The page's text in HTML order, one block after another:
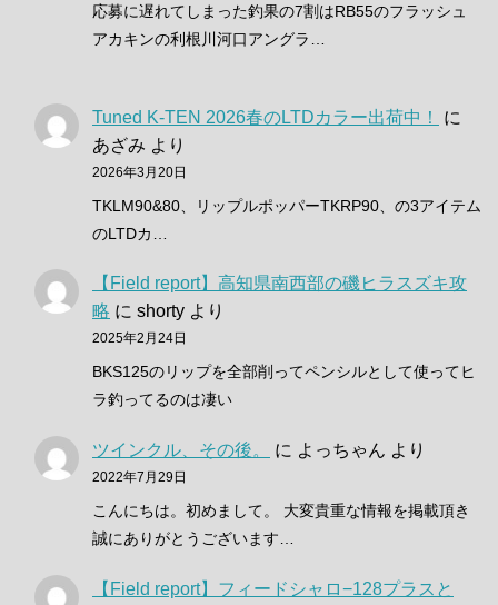
応募に遅れてしまった釣果の7割はRB55のフラッシュ
アカキンの利根川河口アングラ…
Tuned K-TEN 2026春のLTDカラー出荷中！
に
あざみ より
2026年3月20日
TKLM90&80、リップルポッパーTKRP90、の3アイテム
のLTDカ…
【Field report】高知県南西部の磯ヒラスズキ攻
略 に shorty より
2025年2月24日
BKS125のリップを全部削ってペンシルとして使ってヒ
ラ釣ってるのは凄い
ツインクル、その後。 に よっちゃん より
2022年7月29日
こんにちは。初めまして。 大変貴重な情報を掲載頂き
誠にありがとうございます…
【Field report】フィードシャロ−128プラスと